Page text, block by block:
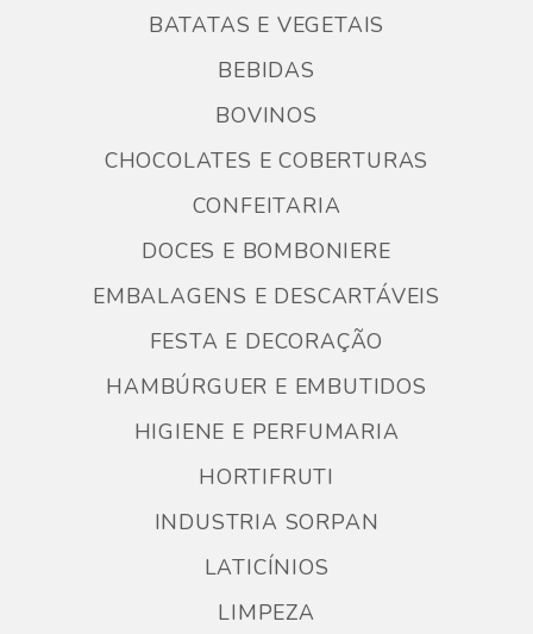
BATATAS E VEGETAIS
BEBIDAS
BOVINOS
CHOCOLATES E COBERTURAS
CONFEITARIA
DOCES E BOMBONIERE
EMBALAGENS E DESCARTÁVEIS
FESTA E DECORAÇÃO
HAMBÚRGUER E EMBUTIDOS
HIGIENE E PERFUMARIA
HORTIFRUTI
INDUSTRIA SORPAN
LATICÍNIOS
LIMPEZA